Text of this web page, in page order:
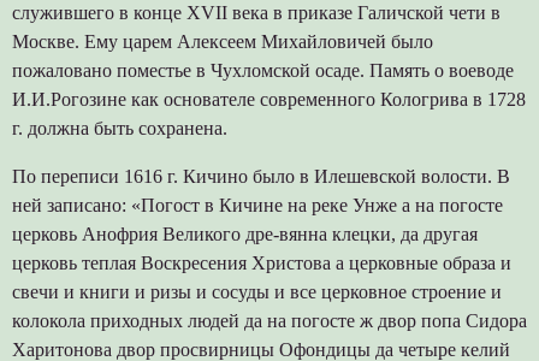
служившего в конце XVII века в приказе Галичской чети в
Москве. Ему царем Алексеем Михайловичей было
пожаловано поместье в Чухломской осаде. Память о воеводе
И.И.Рогозине как основателе современного Кологрива в 1728
г. должна быть сохранена.
По переписи 1616 г. Кичино было в Илешевской волости. В
ней записано: «Погост в Кичине на реке Унже а на погосте
церковь Анофрия Великого дре-вянна клецки, да другая
церковь теплая Воскресения Христова а церковные образа и
свечи и книги и ризы и сосуды и все церковное строение и
колокола приходных людей да на погосте ж двор попа Сидора
Харитонова двор просвирницы Офондицы да четыре келий